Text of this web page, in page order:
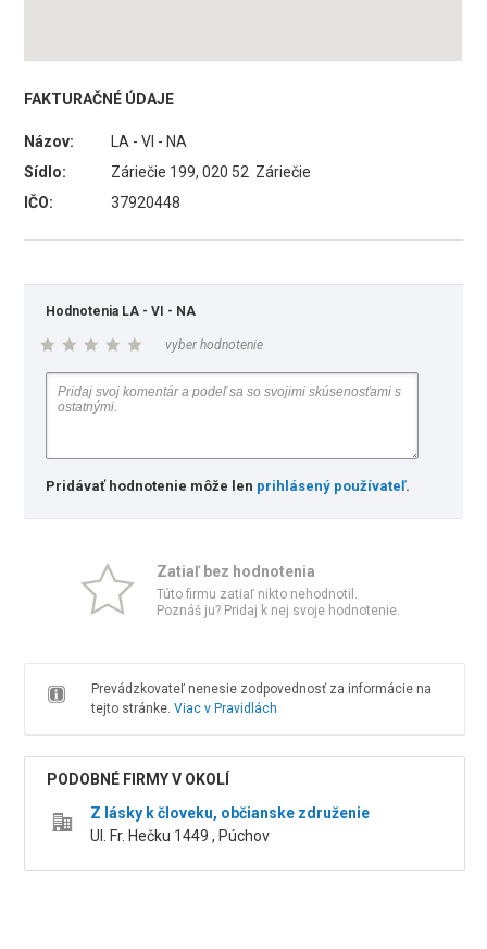
FAKTURAČNÉ ÚDAJE
Názov:
LA - VI - NA
Sídlo:
Záriečie 199, 020 52 Záriečie
IČO:
37920448
Hodnotenia LA - VI - NA
vyber hodnotenie
Pridávať hodnotenie môže len prihlásený používateľ.
Zatiaľ bez hodnotenia
Túto firmu zatiaľ nikto nehodnotil.
Poznáš ju? Pridaj k nej svoje hodnotenie.
Prevádzkovateľ nenesie zodpovednosť za informácie na
tejto stránke. Viac v Pravidlách
PODOBNÉ FIRMY V OKOLÍ
Z lásky k človeku, občianske združenie
Ul. Fr. Hečku 1449 , Púchov